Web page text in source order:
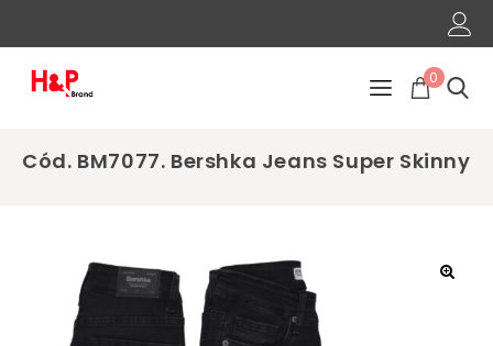
0
Cód. BM7077. Bershka Jeans Super Skinny